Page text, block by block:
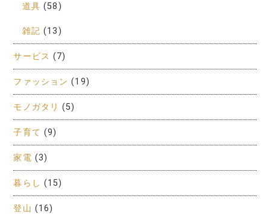
道具 (58)
雑記 (13)
サービス (7)
ファッション (19)
モノガタリ (5)
子育て (9)
家電 (3)
暮らし (15)
登山 (16)